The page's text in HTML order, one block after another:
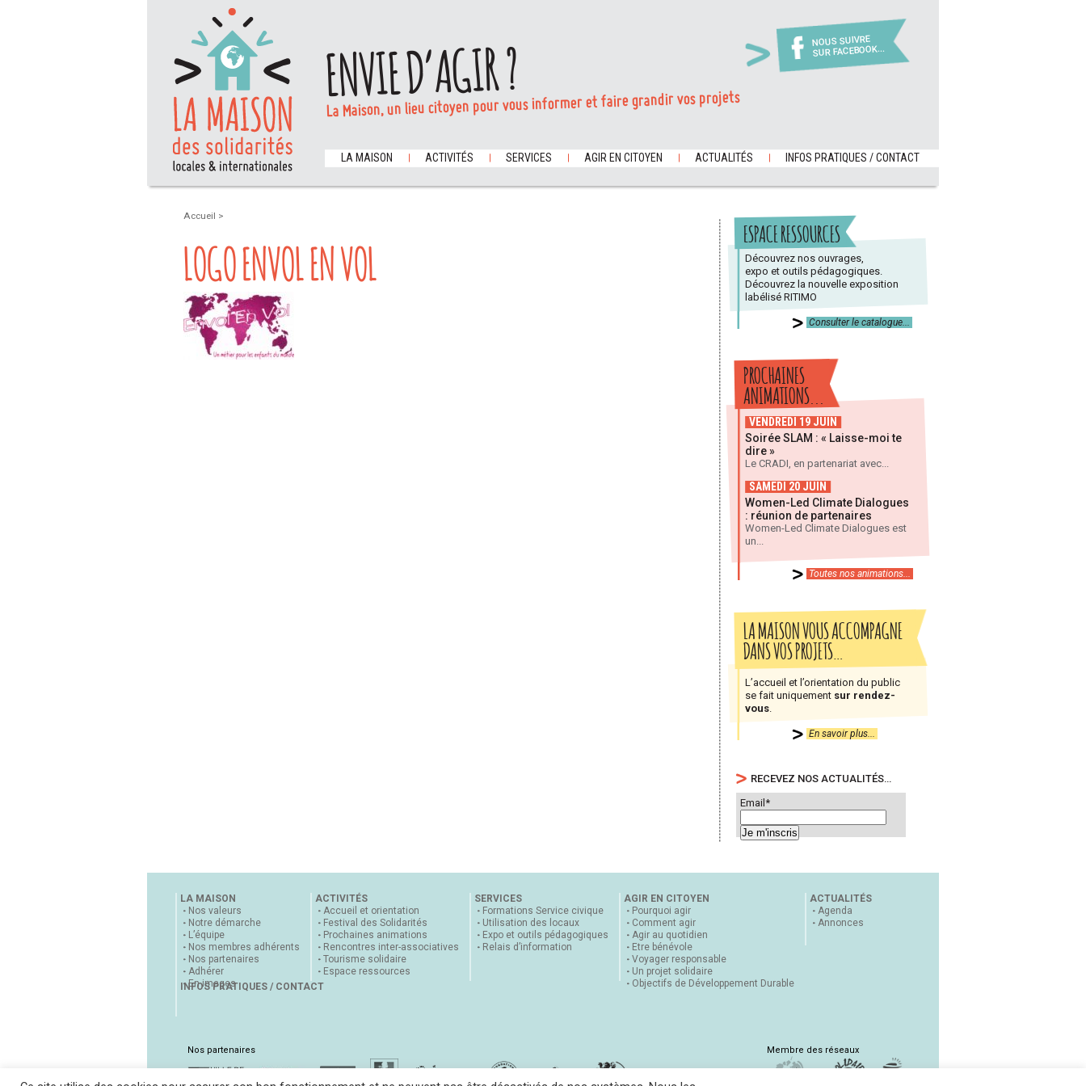
NOUS SUIVRE
SUR FACEBOOK...
ENVIE D’AGIR ?
La Maison, un lieu citoyen pour vous informer et faire grandir vos projets
LA MAISON ACTIVITÉS SERVICES AGIR EN CITOYEN ACTUALITÉS INFOS PRATIQUES / CONTACT
Accueil >
LOGO ENVOL EN VOL
ESPACE RESSOURCES
Découvrez nos ouvrages,
expo et outils pédagogiques.
Découvrez la nouvelle exposition
labélisé RITIMO
Consulter le catalogue...
PROCHAINES
ANIMATIONS...
VENDREDI 19 JUIN
Soirée SLAM : « Laisse-moi te
dire »
Le CRADI, en partenariat avec...
SAMEDI 20 JUIN
Women-Led Climate Dialogues
: réunion de partenaires
Women-Led Climate Dialogues est
un...
Toutes nos animations...
LA MAISON VOUS ACCOMPAGNE
DANS VOS PROJETS…
L’accueil et l’orientation du public
se fait uniquement sur rendez-
vous
En savoir plus...
RECEVEZ NOS ACTUALITÉS…
Email*
LA MAISON
Nos valeurs
Notre démarche
L’équipe
Nos membres adhérents
Nos partenaires
Adhérer
En images
ACTIVITÉS
Accueil et orientation
Festival des Solidarités
Prochaines animations
Rencontres inter-associatives
Tourisme solidaire
Espace ressources
SERVICES
Formations Service civique
Utilisation des locaux
Expo et outils pédagogiques
Relais d’information
AGIR EN CITOYEN
Pourquoi agir
Comment agir
Agir au quotidien
Etre bénévole
Voyager responsable
Un projet solidaire
Objectifs de Développement Durable
ACTUALITÉS
Agenda
Annonces
INFOS PRATIQUES / CONTACT
Nos partenaires Membre des réseaux